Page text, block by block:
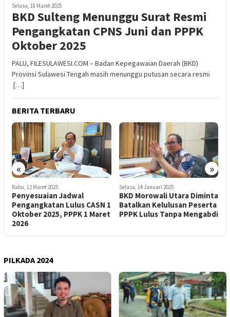
Selasa, 18 Maret 2025
BKD Sulteng Menunggu Surat Resmi
Pengangkatan CPNS Juni dan PPPK
Oktober 2025
PALU, FILESULAWESI.COM – Badan Kepegawaian Daerah (BKD)
Provinsi Sulawesi Tengah masih menunggu putusan secara resmi
[…]
BERITA TERBARU
« »
Rabu, 12 Maret 2025
Penyesuaian Jadwal
Pengangkatan Lulus CASN 1
Oktober 2025, PPPK 1 Maret
2026
Selasa, 14 Januari 2025
BKD Morowali Utara Diminta
Batalkan Kelulusan Peserta
PPPK Lulus Tanpa Mengabdi
PILKADA 2024